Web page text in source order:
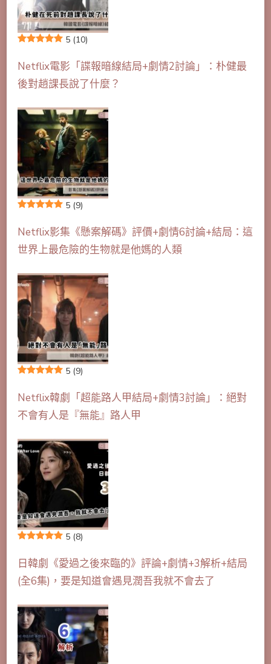
5 (10)
Netflix電影「諜報暗線結局+劇情2討論」：朴健最
後對趙課長說了什麼？
5 (9)
Netflix影集《懸案解碼》評價+劇情6討論+結局：這
世界上最危險的生物就是他媽的人類
5 (9)
Netflix韓劇「超能路人甲結局+劇情3討論」：絕對
不會有人是『無能』路人甲
5 (8)
日韓劇《愛過之後來臨的》評論+劇情+3解析+結局
(全6集)，要是知道會遇見潤吾我就不會去了